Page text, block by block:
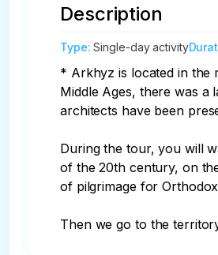
Description
Type:Single-day activity
* Arkhyz is located in the
Middle Ages, there was
architects have been
During the tour, you will
of the 20th century, on
of pilgrimage for
Then we go to the